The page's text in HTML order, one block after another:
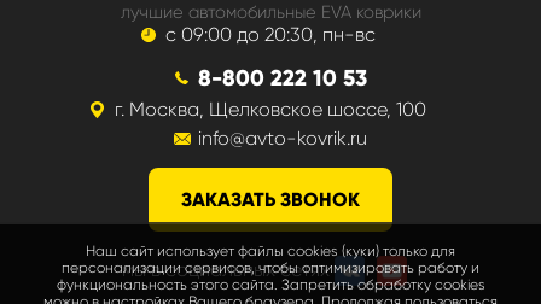
лучшие автомобильные EVA коврики
с 09:00 до 20:30, пн-вс
8-800 222 10 53
г. Москва, Щелковское шоссе, 100
info@avto-kovrik.ru
ЗАКАЗАТЬ ЗВОНОК
мы в социальных сетях
Наш сайт использует файлы cookies (куки) только для
персонализации сервисов, чтобы оптимизировать работу и
функциональность этого сайта. Запретить обработку cookies